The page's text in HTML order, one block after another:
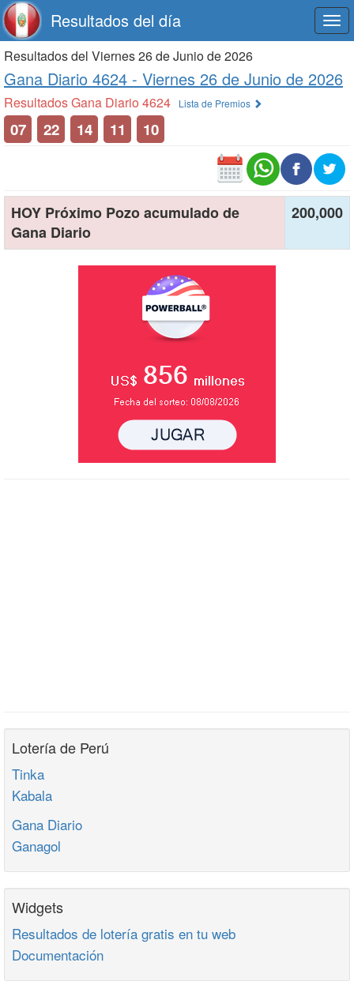
Resultados del día
Resultados del Viernes 26 de Junio de 2026
Gana Diario 4624 - Viernes 26 de Junio de 2026
Resultados Gana Diario 4624 Lista de Premios
07 22 14 11 10
HOY Próximo Pozo acumulado de
Gana Diario
200,000
Lotería de Perú
Tinka
Kabala
Gana Diario
Ganagol
Widgets
Resultados de lotería gratis en tu web
Documentación